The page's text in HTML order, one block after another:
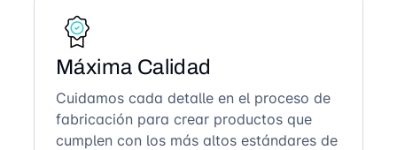
Máxima Calidad
Cuidamos cada detalle en el proceso de
fabricación para crear productos que
cumplen con los más altos estándares de